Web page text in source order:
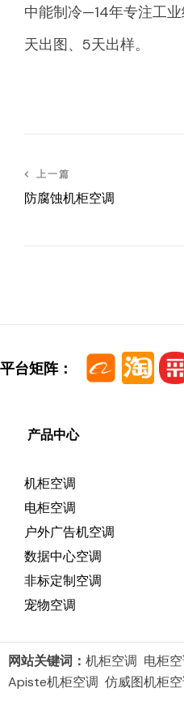
中能制冷—14年专注工
天出图、5天出样。
上一篇
防腐蚀机柜空调
平台矩阵：
产品中心
机柜空调
电柜空调
户外广告机空调
数据中心空调
非标定制空调
宠物空调
网站关键词： 机柜空调 电柜
Apiste机柜空调 仿威图机柜